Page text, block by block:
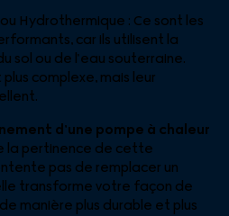
Hydrothermique : Ce sont les
car ils utilisent la
sol ou de l’eau souterraine.
complexe, mais leur
d’une pompe à chaleur
la pertinence de cette
pas de remplacer un
transforme votre façon de
manière plus durable et plus